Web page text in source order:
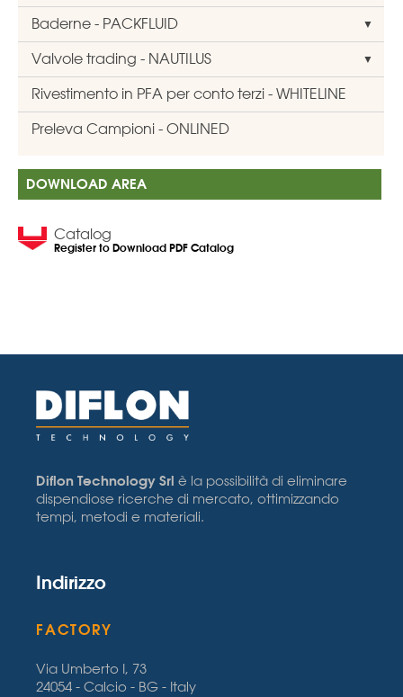
Baderne - PACKFLUID
Valvole trading - NAUTILUS
Rivestimento in PFA per conto terzi - WHITELINE
Preleva Campioni - ONLINED
DOWNLOAD AREA
Catalog
Register to Download PDF Catalog
Diflon Technology Srl è la possibilità di eliminare
dispendiose ricerche di mercato, ottimizzando
tempi, metodi e materiali.
Indirizzo
FACTORY
Via Umberto I, 73
24054 - Calcio - BG - Italy